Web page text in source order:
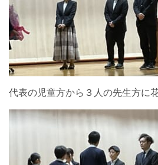
代表の児童方から３人の先生方に